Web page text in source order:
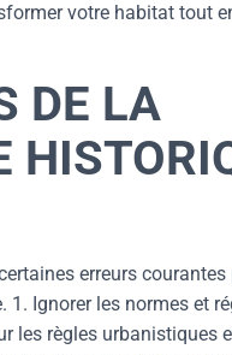
votre habitat tout
DE LA
erreurs
Ignorer les normes et
les règles urbanistiques